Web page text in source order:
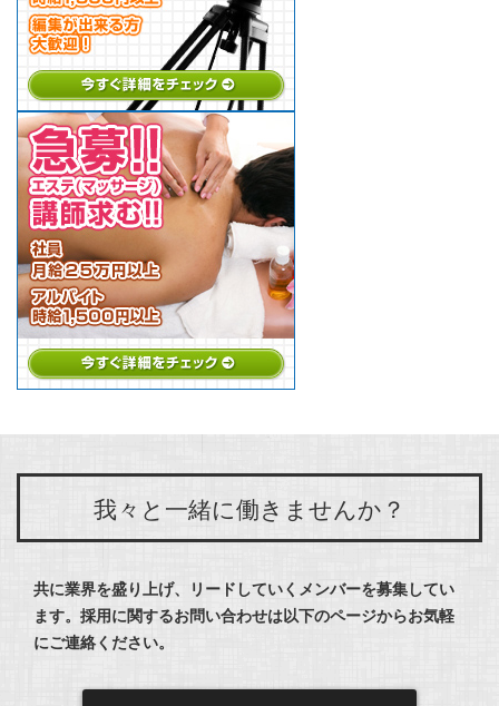
我々と一緒に働きませんか？
共に業界を盛り上げ、リードしていくメンバーを募集してい
ます。 採用に関するお問い合わせは以下のページからお気軽
にご連絡ください。